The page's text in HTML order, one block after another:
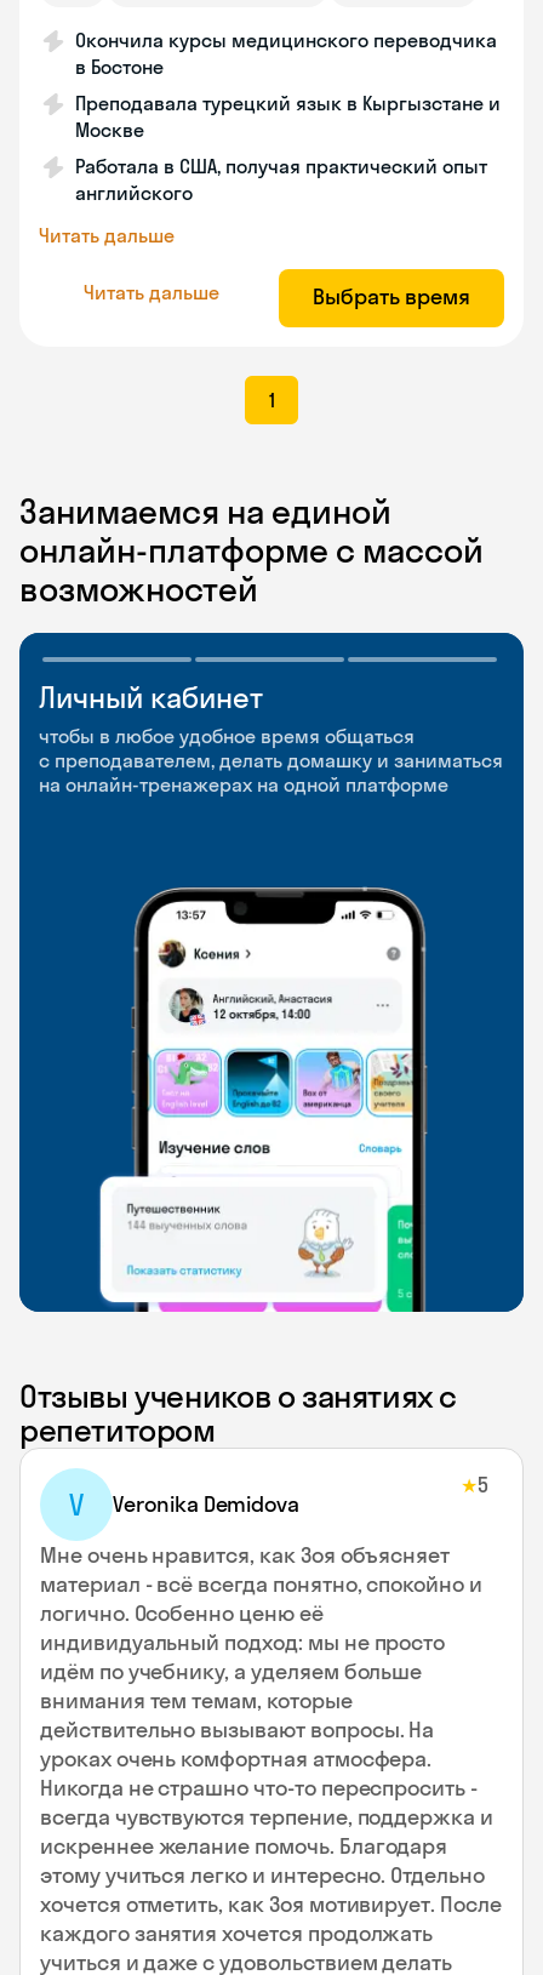
Окончила курсы медицинского переводчика
в Бостоне
Преподавала турецкий язык в Кыргызстане и
Москве
Работала в США, получая практический опыт
английского
Читать дальше
Читать дальше Выбрать время
1
Занимаемся на единой
онлайн-платформе с массой
возможностей
Личный кабинет
чтобы в любое удобное время общаться
с преподавателем, делать домашку и заниматься
на онлайн-тренажерах на одной платформе
Мобильное
приложение
чтобы заниматься и изучать новые слова где
и когда удобно
Разговорные клубы
и Talks
Групповые занятия для разговорной практики
и индивидуальные встречи с преподавателями
Отзывы учеников о занятиях с
репетитором
V Veronika Demidova
★5
Мне очень нравится, как Зоя объясняет
материал - всё всегда понятно, спокойно и
логично. Особенно ценю её
индивидуальный подход: мы не просто
идём по учебнику, а уделяем больше
внимания тем темам, которые
действительно вызывают вопросы. На
уроках очень комфортная атмосфера.
Никогда не страшно что-то переспросить -
всегда чувствуются терпение, поддержка и
искреннее желание помочь. Благодаря
этому учиться легко и интересно. Отдельно
хочется отметить, как Зоя мотивирует. После
каждого занятия хочется продолжать
учиться и даже с удовольствием делать